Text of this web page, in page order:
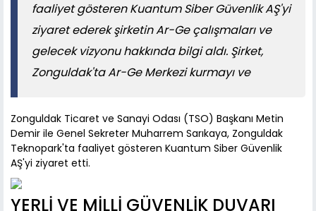
faaliyet gösteren Kuantum Siber Güvenlik AŞ'yi
ziyaret ederek şirketin Ar-Ge çalışmaları ve
gelecek vizyonu hakkında bilgi aldı. Şirket,
Zonguldak'ta Ar-Ge Merkezi kurmayı ve
Zonguldak Ticaret ve Sanayi Odası (TSO) Başkanı Metin
Demir ile Genel Sekreter Muharrem Sarıkaya, Zonguldak
Teknopark'ta faaliyet gösteren Kuantum Siber Güvenlik
AŞ'yi ziyaret etti.
YERLİ VE MİLLİ GÜVENLİK DUVARI